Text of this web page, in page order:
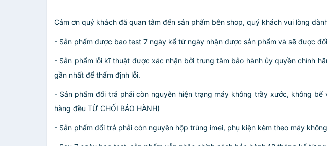
Cảm ơn quý khách đã quan tâm đến sản phẩm bên shop, quý khách vui lòng
- Sản phẩm được bao test 7 ngày kể từ ngày nhận được sản phẩm và sẽ được
- Sản phẩm lỗi kĩ thuật được xác nhận bởi trung tâm bảo hành ủy quyền chính
gần nhất để thẩm định lỗi.
- Sản phẩm đổi trả phải còn nguyên hiện trạng máy không trầy xước, không
hàng đều TỪ CHỐI BẢO HÀNH)
- Sản phẩm đổi trả phải còn nguyên hộp trùng imei, phụ kiện kèm theo máy